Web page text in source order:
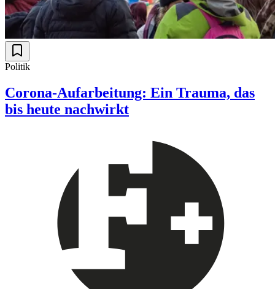
Politik
Corona-Aufarbeitung: Ein Trauma, das
bis heute nachwirkt